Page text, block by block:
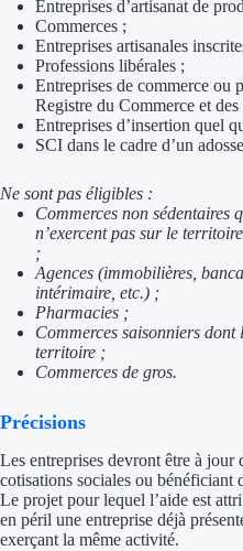
Entreprises d’artisanat de
Commerces ;
Entreprises artisanales
Professions libérales ;
Entreprises de commerce ou
Registre du Commerce et des
Entreprises d’insertion quel
SCI dans le cadre d’un
Ne sont pas éligibles :
Commerces non sédentaires
n’exercent pas sur le
;
Agences (immobilières,
intérimaire, etc.) ;
Pharmacies ;
Commerces saisonniers
territoire ;
Commerces de gros.
Précisions
Les entreprises devront être à jour
cotisations sociales ou bénéficiant
Le projet pour lequel l’aide est
en péril une entreprise déjà
exerçant la même activité.